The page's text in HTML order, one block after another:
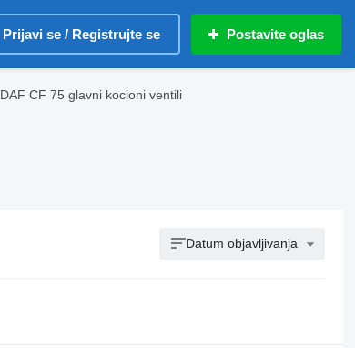
Prijavi se / Registrujte se Postavite oglas
DAF CF 75 glavni kocioni ventili
Datum objavljivanja